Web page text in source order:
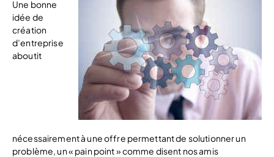
Une bonne
idée de
création
d’entreprise
aboutit
nécessairement à une offre permettant de solutionner un
problème, un « pain point » comme disent nos amis